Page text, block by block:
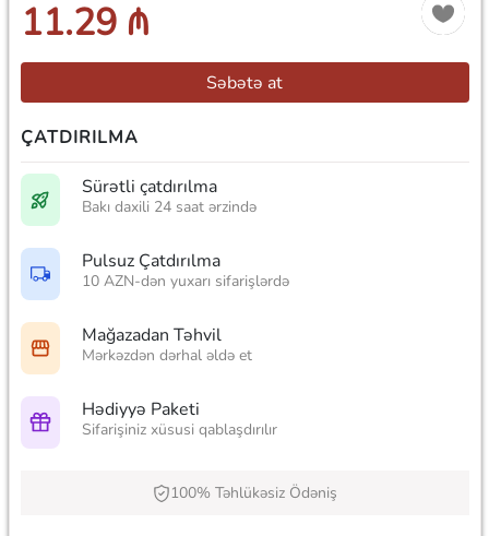
11.29 ₼
Səbətə at
ÇATDIRILMA
Sürətli çatdırılma
Bakı daxili 24 saat ərzində
Pulsuz Çatdırılma
10 AZN-dən yuxarı sifarişlərdə
Mağazadan Təhvil
Mərkəzdən dərhal əldə et
Hədiyyə Paketi
Sifarişiniz xüsusi qablaşdırılır
100% Təhlükəsiz Ödəniş